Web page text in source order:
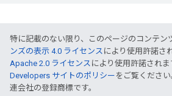
特に記載のない限り、このページのコンテン
ンズの表示 4.0 ライセンス により使用許諾さ
Apache 2.0 ライセンス により使用許諾されま
Developers サイトのポリシー をご覧くださ
連会社の登録商標です。